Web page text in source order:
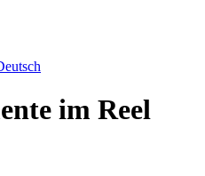
im Reel